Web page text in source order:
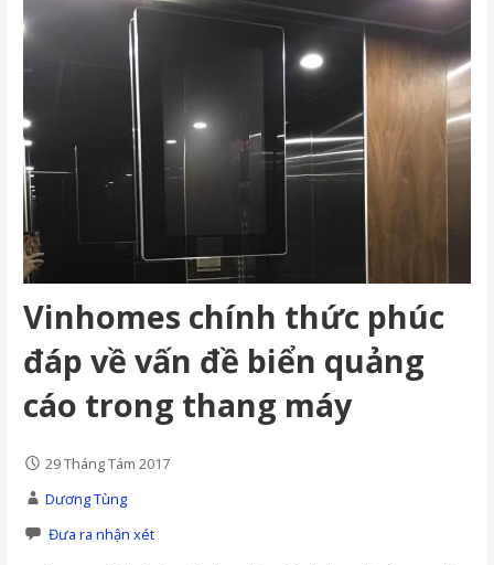
Vinhomes chính thức phúc
đáp về vấn đề biển quảng
cáo trong thang máy
29 Tháng Tám 2017
Dương Tùng
Đưa ra nhận xét